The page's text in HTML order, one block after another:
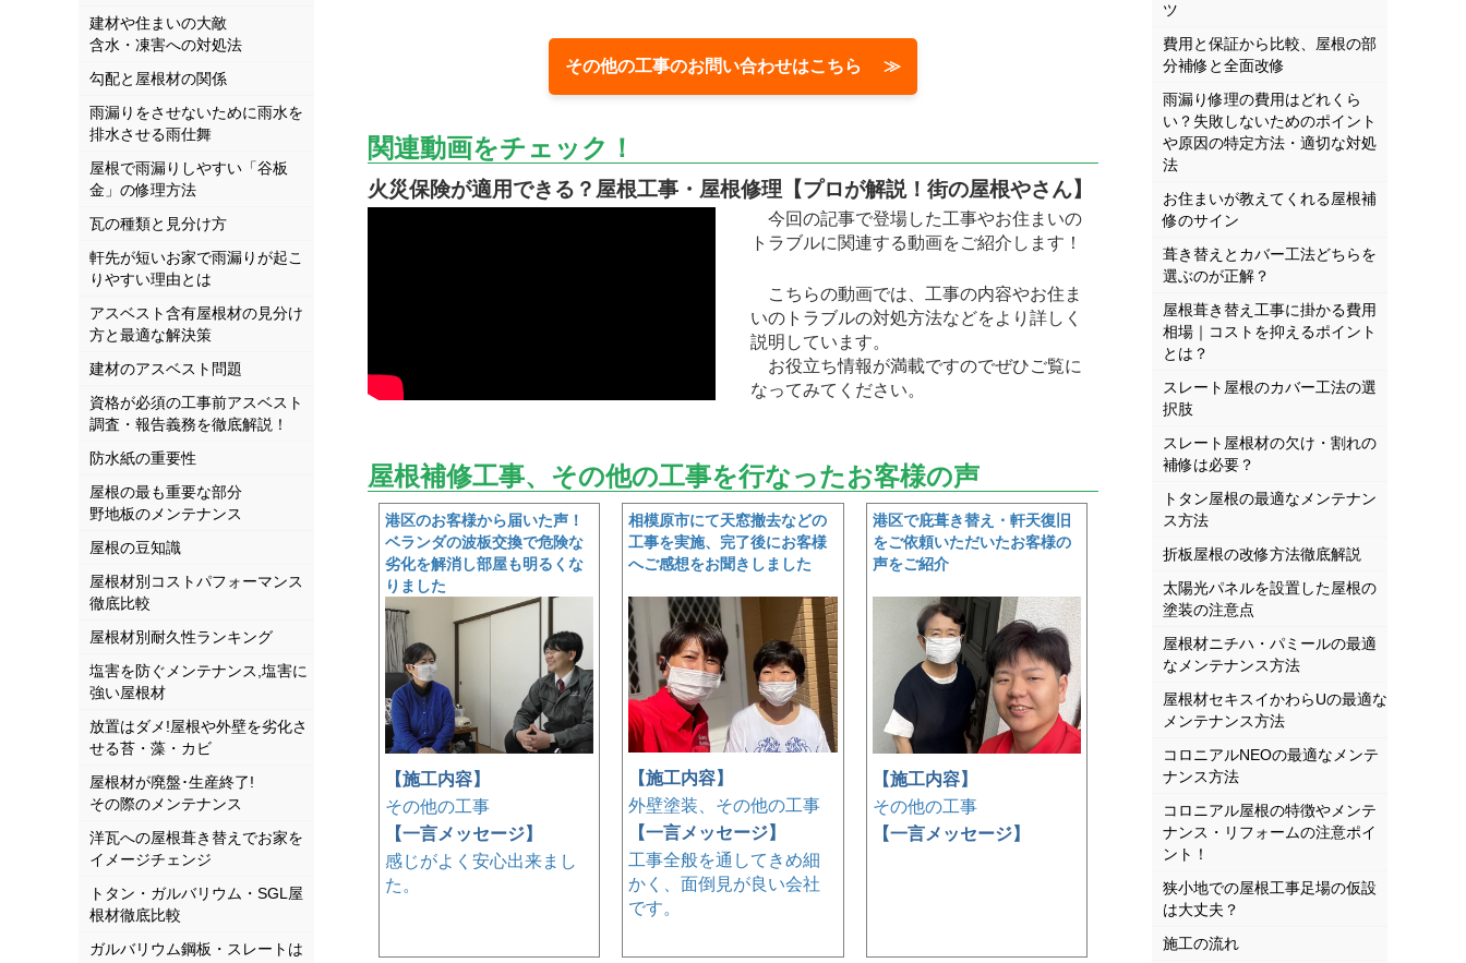
建材や住まいの大敵
含水・凍害への対処法
勾配と屋根材の関係
雨漏りをさせないために雨水を
排水させる雨仕舞
屋根で雨漏りしやすい「谷板
金」の修理方法
瓦の種類と見分け方
軒先が短いお家で雨漏りが起こ
りやすい理由とは
アスベスト含有屋根材の見分け
方と最適な解決策
建材のアスベスト問題
資格が必須の工事前アスベスト
調査・報告義務を徹底解説！
防水紙の重要性
屋根の最も重要な部分
野地板のメンテナンス
屋根の豆知識
屋根材別コストパフォーマンス
徹底比較
屋根材別耐久性ランキング
塩害を防ぐメンテナンス,塩害に
強い屋根材
放置はダメ!屋根や外壁を劣化さ
せる苔・藻・カビ
屋根材が廃盤･生産終了!
その際のメンテナンス
洋瓦への屋根葺き替えでお家を
イメージチェンジ
トタン・ガルバリウム・SGL屋
根材徹底比較
ガルバリウム鋼板・スレートは
その他の工事のお問い合わせはこちら ≫
関連動画をチェック！
火災保険が適用できる？屋根工事・屋根修理【プロが解説！街の屋根やさん】
今回の記事で登場した工事やお住まいの
トラブルに関連する動画をご紹介します！
こちらの動画では、工事の内容やお住ま
いのトラブルの対処方法などをより詳しく
説明しています。
お役立ち情報が満載ですのでぜひご覧に
なってみてください。
屋根補修工事、その他の工事を行なったお客様の声
港区のお客様から届いた声！
ベランダの波板交換で危険な
劣化を解消し部屋も明るくな
りました
【施工内容】
その他の工事
【一言メッセージ】
感じがよく安心出来まし
た。
相模原市にて天窓撤去などの
工事を実施、完了後にお客様
へご感想をお聞きしました
【施工内容】
外壁塗装、その他の工事
【一言メッセージ】
工事全般を通してきめ細
かく、面倒見が良い会社
です。
港区で庇葺き替え・軒天復旧
をご依頼いただいたお客様の
声をご紹介
【施工内容】
その他の工事
【一言メッセージ】
ツ
費用と保証から比較、屋根の部
分補修と全面改修
雨漏り修理の費用はどれくら
い？失敗しないためのポイント
や原因の特定方法・適切な対処
法
お住まいが教えてくれる屋根補
修のサイン
葺き替えとカバー工法どちらを
選ぶのが正解？
屋根葺き替え工事に掛かる費用
相場｜コストを抑えるポイント
とは？
スレート屋根のカバー工法の選
択肢
スレート屋根材の欠け・割れの
補修は必要？
トタン屋根の最適なメンテナン
ス方法
折板屋根の改修方法徹底解説
太陽光パネルを設置した屋根の
塗装の注意点
屋根材ニチハ・パミールの最適
なメンテナンス方法
屋根材セキスイかわらUの最適な
メンテナンス方法
コロニアルNEOの最適なメンテ
ナンス方法
コロニアル屋根の特徴やメンテ
ナンス・リフォームの注意ポイ
ント！
狭小地での屋根工事足場の仮設
は大丈夫？
施工の流れ